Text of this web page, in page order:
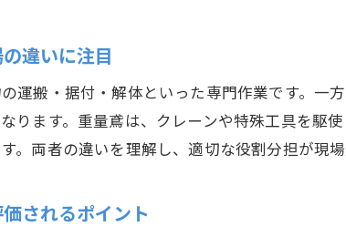
とび職人が実践する重量鳶
重量鳶の現場で負担を減ら
違いに注目
運搬・据付・解体といった専門作業です。
ります。重量鳶は、クレーンや特殊工具を駆
。両者の違いを理解し、適切な役割分担が現場
されるポイント